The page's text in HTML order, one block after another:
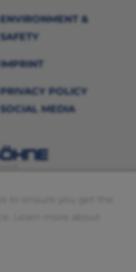
ENVIRONMENT &
SAFETY
IMPRINT
PRIVACY POLICY
SOCIAL MEDIA